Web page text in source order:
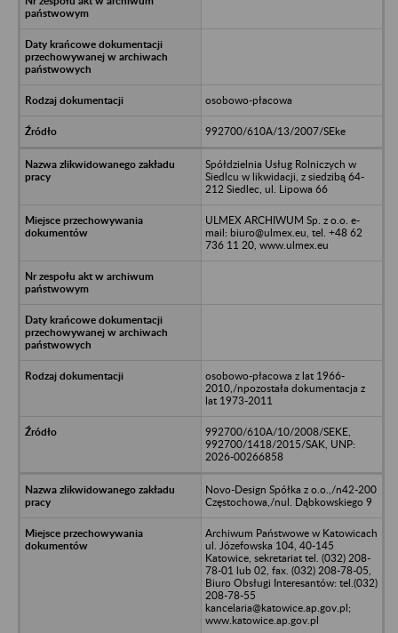
osobowo-płacowa
992700/610A/13/2007/SEke
Spółdzielnia Usług Rolniczych w
Siedlcu w likwidacji, z siedzibą 64-
212 Siedlec, ul. Lipowa 66
ULMEX ARCHIWUM Sp. z o.o. e-
mail: biuro@ulmex.eu, tel. +48 62
736 11 20, www.ulmex.eu
osobowo-płacowa z lat 1966-
2010,/npozostała dokumentacja z
lat 1973-2011
992700/610A/10/2008/SEKE,
992700/1418/2015/SAK, UNP:
2026-00266858
Novo-Design Spółka z o.o.,/n42-200
Częstochowa,/nul. Dąbkowskiego 9
Archiwum Państwowe w Katowicach
ul. Józefowska 104, 40-145
Katowice, sekretariat tel. (032) 208-
78-01 lub 02, fax. (032) 208-78-05,
Biuro Obsługi Interesantów: tel.(032)
208-78-55
kancelaria@katowice.ap.gov.pl;
www.katowice.ap.gov.pl